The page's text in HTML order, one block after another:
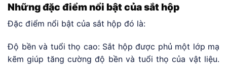
Những đặc điểm nổi bật của sắt hộp
Đặc điểm nổi bật của sắt hộp đó là:
Độ bền và tuổi thọ cao: Sắt hộp được phủ một lớp mạ
kẽm giúp tăng cường độ bền và tuổi thọ của vật liệu.